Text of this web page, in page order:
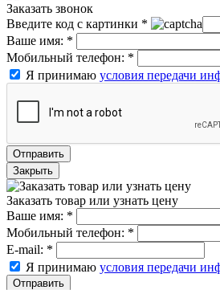
Заказать звонок
Введите код с картинки *
Ваше имя: *
Мобильный телефон: *
Я принимаю условия передачи
Отправить
Закрыть
Заказать товар или узнать цену
Ваше имя: *
Мобильный телефон: *
E-mail: *
Я принимаю условия передачи
Отправить